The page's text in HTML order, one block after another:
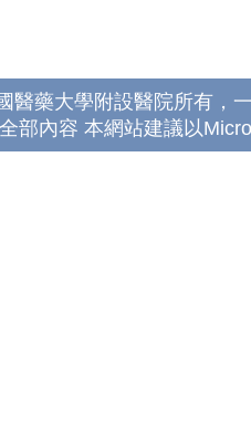
醫藥大學附設醫院所有，
部內容 本網站建議以